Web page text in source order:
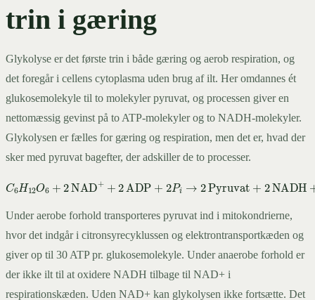
trin i gæring
Glykolyse er det første trin i både gæring og aerob respiration, og
det foregår i cellens cytoplasma uden brug af ilt. Her omdannes ét
glukosemolekyle til to molekyler pyruvat, og processen giver en
nettomæssig gevinst på to ATP-molekyler og to NADH-molekyler.
Glykolysen er fælles for gæring og respiration, men det er, hvad der
sker med pyruvat bagefter, der adskiller de to processer.
C H 6 2NAD + Pyruvat + NADH
Under aerobe forhold transporteres pyruvat ind i mitokondrierne,
hvor det indgår i citronsyrecyklussen og elektrontransportkæden og
giver op til 30 ATP pr. glukosemolekyle. Under anaerobe forhold er
der ikke ilt til at oxidere NADH tilbage til NAD+ i
respirationskæden. Uden NAD+ kan glykolysen ikke fortsætte. Det